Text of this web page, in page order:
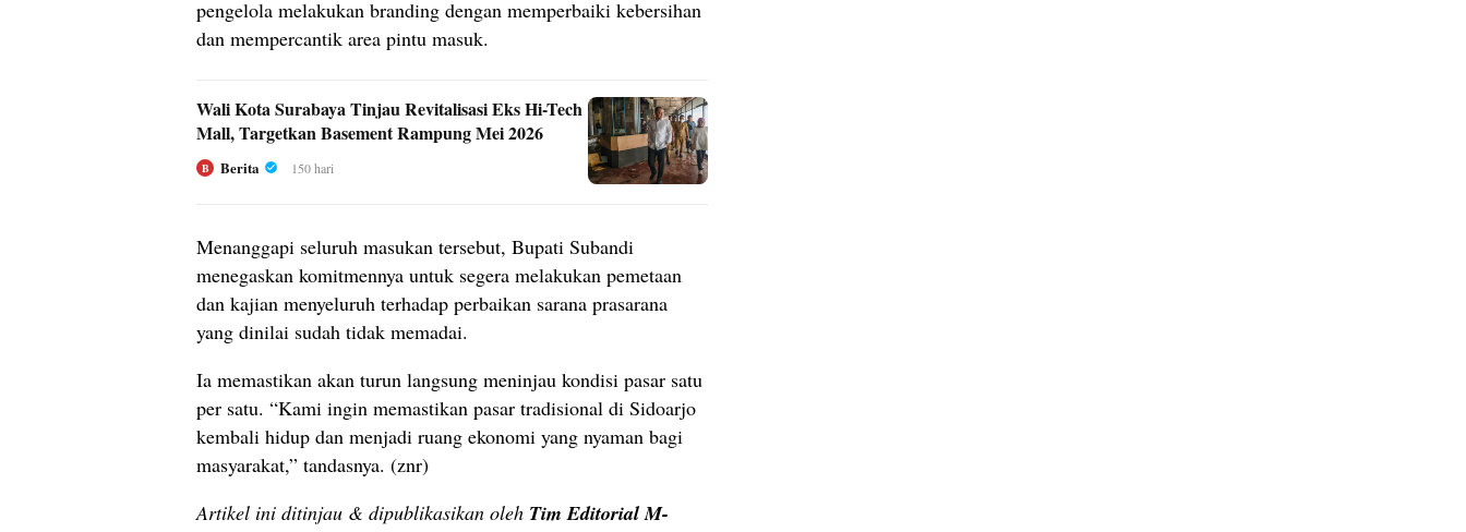
pengelola melakukan branding dengan memperbaiki kebersihan
dan mempercantik area pintu masuk.
Wali Kota Surabaya Tinjau Revitalisasi Eks Hi-Tech
Mall, Targetkan Basement Rampung Mei 2026
B Berita 150 hari
Menanggapi seluruh masukan tersebut, Bupati Subandi
menegaskan komitmennya untuk segera melakukan pemetaan
dan kajian menyeluruh terhadap perbaikan sarana prasarana
yang dinilai sudah tidak memadai.
Ia memastikan akan turun langsung meninjau kondisi pasar satu
per satu. “Kami ingin memastikan pasar tradisional di Sidoarjo
kembali hidup dan menjadi ruang ekonomi yang nyaman bagi
masyarakat,” tandasnya. (znr)
Artikel ini ditinjau & dipublikasikan oleh Tim Editorial M-